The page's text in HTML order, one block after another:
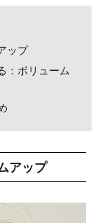
ップ
：ボリューム
アップ